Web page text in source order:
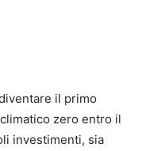
il primo
zero entro il
investimenti, sia